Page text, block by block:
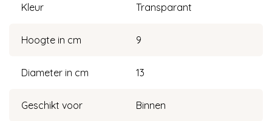
Kleur Transparant
Hoogte in cm 9
Diameter in cm 13
Geschikt voor Binnen